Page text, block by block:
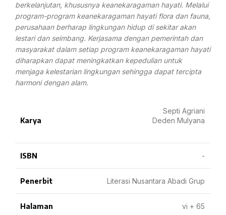
berkelanjutan, khususnya keanekaragaman hayati. Melalui
program-program keanekaragaman hayati flora dan fauna,
perusahaan berharap lingkungan hidup di sekitar akan
lestari dan seimbang. Kerjasama dengan pemerintah dan
masyarakat dalam setiap program keanekaragaman hayati
diharapkan dapat meningkatkan kepedulian untuk
menjaga kelestarian lingkungan sehingga dapat tercipta
harmoni dengan alam.
Karya
Septi Agriani
Deden Mulyana
ISBN -
Penerbit Literasi Nusantara Abadi Grup
Halaman vi + 65